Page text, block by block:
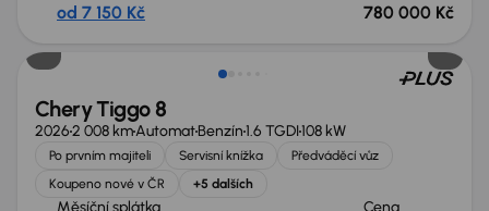
od 7 150 Kč 780 000 Kč
Zlevněno o 40 000 Kč
Chery Tiggo 8
20262 008 kmAutomatBenzín1.6 TGDI108 kW
Po prvním majiteli Servisní knížka
Předváděcí vůz
Koupeno nové v ČR
+5 dalších
Měsíční splátka Cena